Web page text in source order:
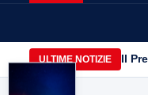
ULTIME NOTIZIE Il